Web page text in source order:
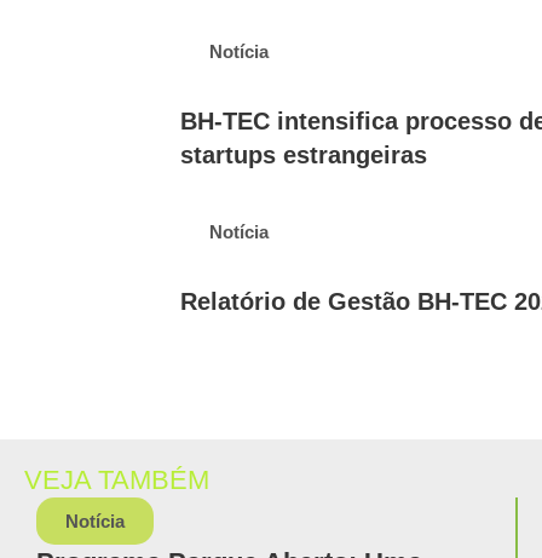
Notícia
BH-TEC intensifica processo
startups estrangeiras
Notícia
Relatório de Gestão BH-TEC
VEJA TAMBÉM
Notícia